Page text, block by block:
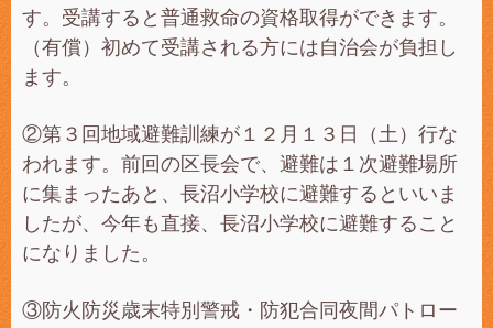
す。受講すると普通救命の資格取得ができます。
（有償）初めて受講される方には自治会が負担し
ます。
②第３回地域避難訓練が１２月１３日（土）行な
われます。前回の区長会で、避難は１次避難場所
に集まったあと、長沼小学校に避難するといいま
したが、今年も直接、長沼小学校に避難すること
になりました。
③防火防災歳末特別警戒・防犯合同夜間パトロー